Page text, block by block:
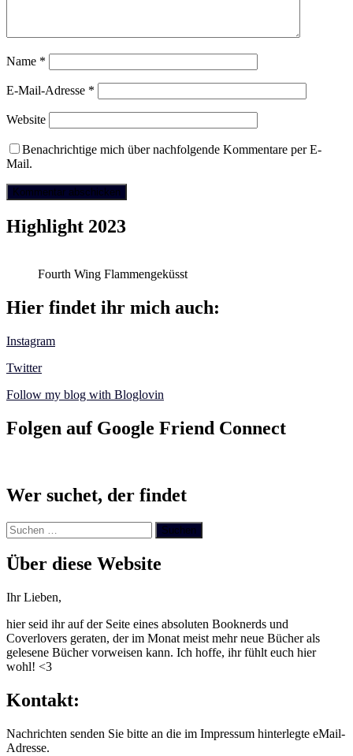
Name *
E-Mail-Adresse *
Website
Benachrichtige mich über nachfolgende Kommentare per E-
Mail.
Highlight 2023
Fourth Wing Flammengeküsst
Hier findet ihr mich auch:
Instagram
Twitter
Follow my blog with Bloglovin
Folgen auf Google Friend Connect
Wer suchet, der findet
Suchen
nach:
Über diese Website
Ihr Lieben,
hier seid ihr auf der Seite eines absoluten Booknerds und
Coverlovers geraten, der im Monat meist mehr neue Bücher als
gelesene Bücher vorweisen kann. Ich hoffe, ihr fühlt euch hier
wohl! <3
Kontakt:
Nachrichten senden Sie bitte an die im Impressum hinterlegte eMail-
Adresse.